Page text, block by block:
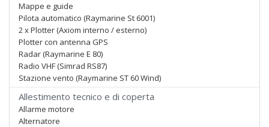
Mappe e guide
Pilota automatico (Raymarine St 6001)
2 x Plotter (Axiom interno / esterno)
Plotter con antenna GPS
Radar (Raymarine E 80)
Radio VHF (Simrad RS87)
Stazione vento (Raymarine ST 60 Wind)
Allestimento tecnico e di coperta
Allarme motore
Alternatore